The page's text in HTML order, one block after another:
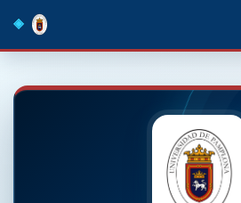
navigation